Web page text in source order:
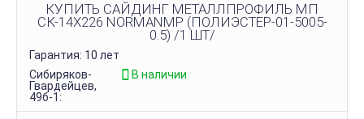
КУПИТЬ САЙДИНГ МЕТАЛЛПРОФИЛЬ МП
СК-14Х226 NORMANMP (ПОЛИЭСТЕР-01-5005-
0.5) /1 ШТ/
Гарантия: 10 лет
Сибиряков-
Гвардейцев,
49б-1:
В наличии